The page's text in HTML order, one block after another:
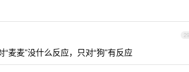
29
麦麦”没什么反应，只对“狗”有反应